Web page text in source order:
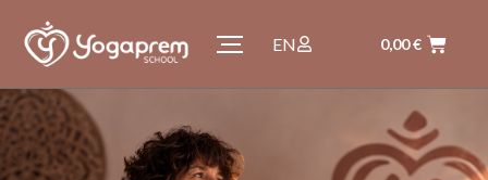
EN 0,00€